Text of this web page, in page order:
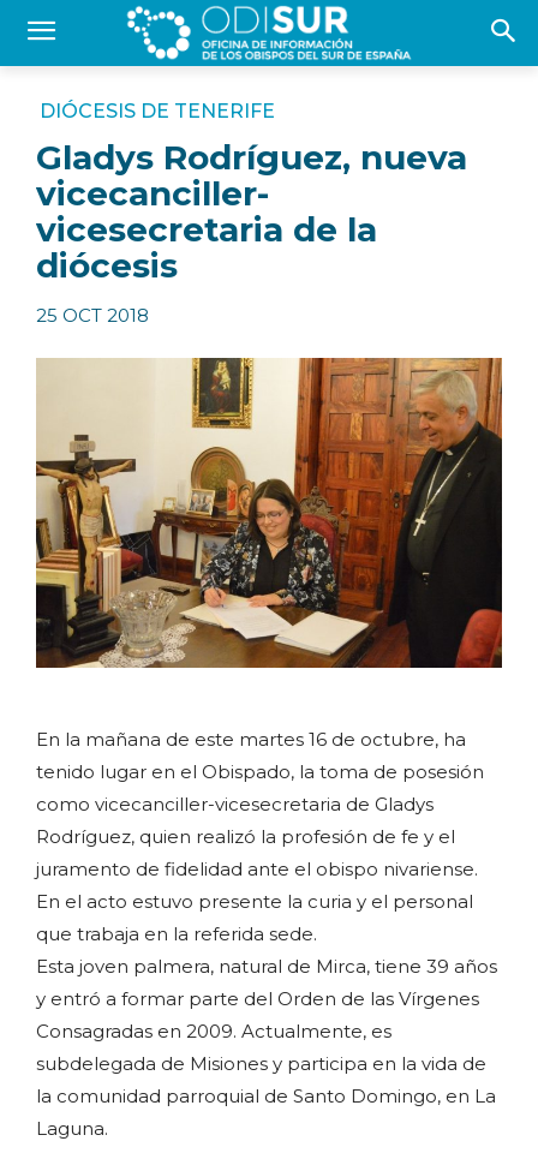
DIÓCESIS DE TENERIFE
Gladys Rodríguez, nueva
vicecanciller-
vicesecretaria de la
diócesis
25 OCT 2018
En la mañana de este martes 16 de octubre, ha
tenido lugar en el Obispado, la toma de posesión
como vicecanciller-vicesecretaria de Gladys
Rodríguez, quien realizó la profesión de fe y el
juramento de fidelidad ante el obispo nivariense.
En el acto estuvo presente la curia y el personal
que trabaja en la referida sede.
Esta joven palmera, natural de Mirca, tiene 39 años
y entró a formar parte del Orden de las Vírgenes
Consagradas en 2009. Actualmente, es
subdelegada de Misiones y participa en la vida de
la comunidad parroquial de Santo Domingo, en La
Laguna.